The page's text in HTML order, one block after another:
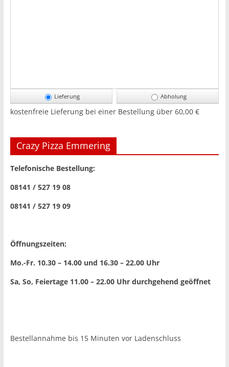
Lieferung Abholung
kostenfreie Lieferung bei einer Bestellung über 60,00 €
Crazy Pizza Emmering
Telefonische Bestellung:
08141 / 527 19 08
08141 / 527 19 09
Öffnungszeiten:
Mo.-Fr. 10.30 – 14.00 und 16.30 – 22.00 Uhr
Sa, So, Feiertage 11.00 – 22.00 Uhr durchgehend geöffnet
Bestellannahme bis 15 Minuten vor Ladenschluss